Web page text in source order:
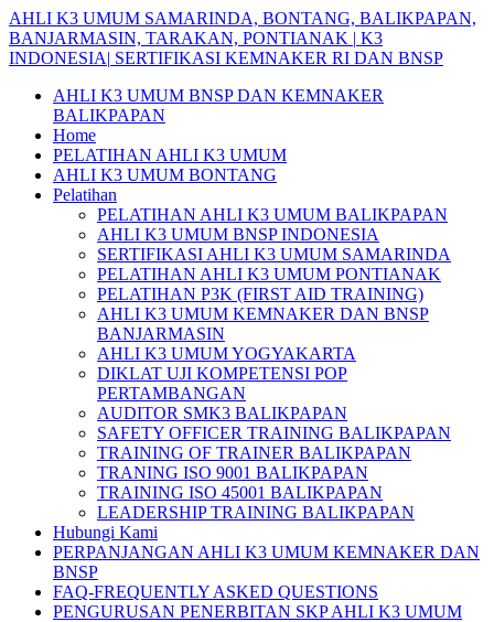
Skip
to
content
AHLI K3 UMUM SAMARINDA, BONTANG, BALIKPAPAN,
BANJARMASIN, TARAKAN, PONTIANAK | K3
INDONESIA| SERTIFIKASI KEMNAKER RI DAN BNSP
AHLI K3 UMUM BNSP DAN KEMNAKER
BALIKPAPAN
Home
PELATIHAN AHLI K3 UMUM
AHLI K3 UMUM BONTANG
Pelatihan
PELATIHAN AHLI K3 UMUM BALIKPAPAN
AHLI K3 UMUM BNSP INDONESIA
SERTIFIKASI AHLI K3 UMUM SAMARINDA
PELATIHAN AHLI K3 UMUM PONTIANAK
PELATIHAN P3K (FIRST AID TRAINING)
AHLI K3 UMUM KEMNAKER DAN BNSP
BANJARMASIN
AHLI K3 UMUM YOGYAKARTA
DIKLAT UJI KOMPETENSI POP
PERTAMBANGAN
AUDITOR SMK3 BALIKPAPAN
SAFETY OFFICER TRAINING BALIKPAPAN
TRAINING OF TRAINER BALIKPAPAN
TRANING ISO 9001 BALIKPAPAN
TRAINING ISO 45001 BALIKPAPAN
LEADERSHIP TRAINING BALIKPAPAN
Hubungi Kami
PERPANJANGAN AHLI K3 UMUM KEMNAKER DAN
BNSP
FAQ-FREQUENTLY ASKED QUESTIONS
PENGURUSAN PENERBITAN SKP AHLI K3 UMUM